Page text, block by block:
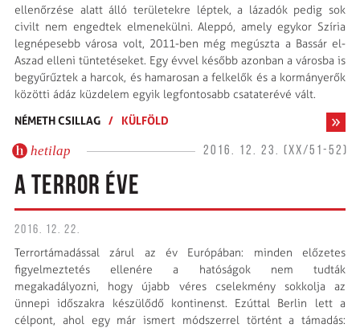
ellenőrzése alatt álló területekre léptek, a lázadók pedig sok
civilt nem engedtek elmenekülni. Aleppó, amely egykor Szíria
legnépesebb városa volt, 2011-ben még megúszta a Bassár el-
Aszad elleni tüntetéseket. Egy évvel később azonban a városba is
begyűrűztek a harcok, és hamarosan a felkelők és a kormányerők
közötti ádáz küzdelem egyik legfontosabb csataterévé vált.
NÉMETH CSILLAG / KÜLFÖLD
hetilap 2016. 12. 23. (XX/51-52)
A TERROR ÉVE
2016. 12. 22.
Terrortámadással zárul az év Európában: minden előzetes
figyelmeztetés ellenére a hatóságok nem tudták
megakadályozni, hogy újabb véres cselekmény sokkolja az
ünnepi időszakra készülődő kontinenst. Ezúttal Berlin lett a
célpont, ahol egy már ismert módszerrel történt a támadás: